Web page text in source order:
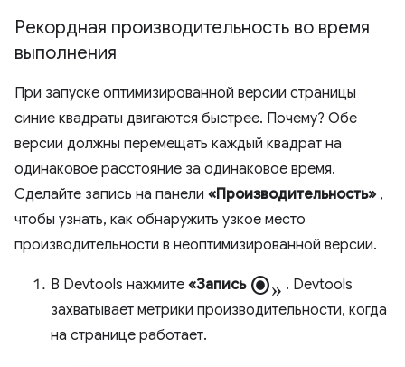
Рекордная производительность во время
выполнения
При запуске оптимизированной версии страницы
синие квадраты двигаются быстрее. Почему? Обе
версии должны перемещать каждый квадрат на
одинаковое расстояние за одинаковое время.
Сделайте запись на панели «Производительность» ,
чтобы узнать, как обнаружить узкое место
производительности в неоптимизированной версии.
В Devtools нажмите «Запись radio_button_checked» . Devtools
захватывает метрики производительности, когда
на странице работает.